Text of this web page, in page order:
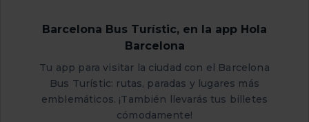
Si queréis visitar el Born Centro Cultural, echad un
vistazo a los diferentes
itinerarios
que ofrecen. Hay
algunos enfocados en la historia del barrio de la Ribera,
en las tabernas y hostales de 1700, o en la vida nocturna
del barrio, entre otros.
Barcelona Bus Turístic, en la app Hola
Barcelona
Tu app para visitar la ciudad con el Barcelona
Bus Turístic: rutas, paradas y lugares más
emblemáticos. ¡También llevarás tus billetes
cómodamente!